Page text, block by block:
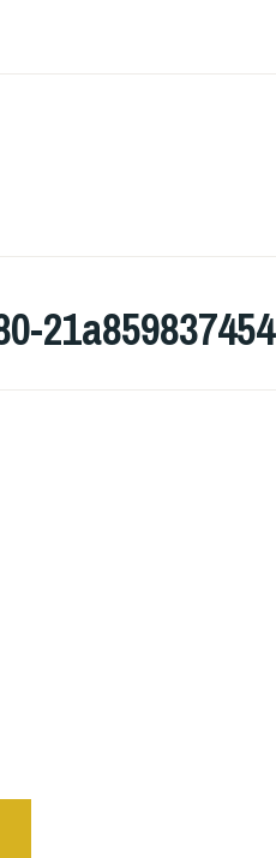
21a859837454